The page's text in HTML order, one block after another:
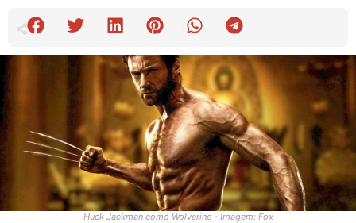
Huck Jackman como Wolverine - Imagem: Fox